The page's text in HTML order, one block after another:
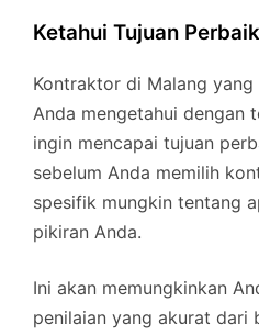
Ketahui Tujuan
Kontraktor di Malang
Anda mengetahui dengan
ingin mencapai tujuan
sebelum Anda memilih
spesifik mungkin tentang
pikiran Anda.
Ini akan memungkinkan
penilaian yang akurat dari